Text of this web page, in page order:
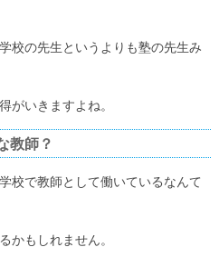
校の先生というよりも塾の先生み
がいきますよね。
教師？
校で教師として働いているなんて
かもしれません。